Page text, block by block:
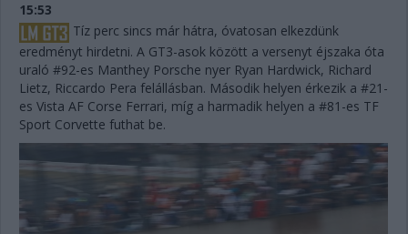
15:53
Tíz perc sincs már hátra, óvatosan elkezdünk
eredményt hirdetni. A GT3-asok között a versenyt éjszaka óta
uraló #92-es Manthey Porsche nyer Ryan Hardwick, Richard
Lietz, Riccardo Pera felállásban. Második helyen érkezik a #21-
es Vista AF Corse Ferrari, míg a harmadik helyen a #81-es TF
Sport Corvette futhat be.